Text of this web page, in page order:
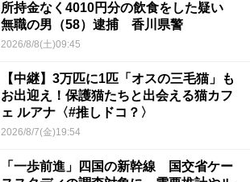
所持金なく4010円分の飲食をした疑い
無職の男（58）逮捕 香川県警
2026/8/8(土)09:45
【中継】3万匹に1匹「オスの三毛猫」も
お出迎え！保護猫たちと出会える猫カフ
ェ ルアナ〈#推しドコ？〉
2026/8/7(金)19:54
「一歩前進」四国の新幹線 国交省ケー